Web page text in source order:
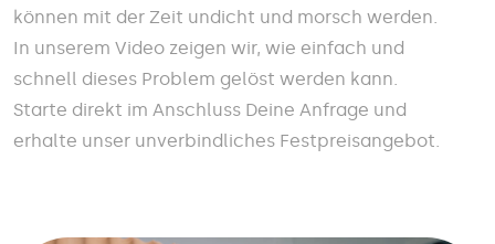
können mit der Zeit undicht und morsch werden.
In unserem Video zeigen wir, wie einfach und
schnell dieses Problem gelöst werden kann.
Starte direkt im Anschluss Deine Anfrage und
erhalte unser unverbindliches Festpreisangebot.